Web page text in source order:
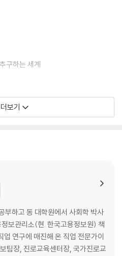
구하는 세계
요!
운 세계
보기
부하고 동 대학원에서 사회학 박사
보관리소(현. 한국고용정보원) 책
연구에 매진해 온 직업 전문가이
팀장, 진로교육센터장, 국가진로교